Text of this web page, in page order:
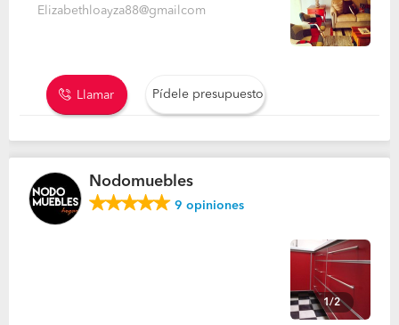
Elizabethloayza88@gmailcom
Llamar Pídele presupuesto
Nodomuebles
9 opiniones
1/2